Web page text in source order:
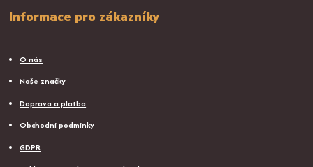
Informace pro zákazníky
O nás
Naše značky
Doprava a platba
Obchodní podmínky
GDPR